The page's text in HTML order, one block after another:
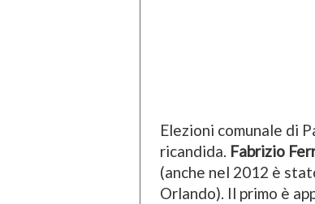
Elezioni comunale di
ricandida. Fabrizio
(anche nel 2012 è
Orlando). Il primo è